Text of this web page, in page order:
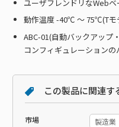
ユーザフレンドリなWeb
動作温度 -40℃ ～ 75℃(Tモ
ABC-01(自動バックアップ
コンフィギュレーション
この製品に関連す
市場 製造業